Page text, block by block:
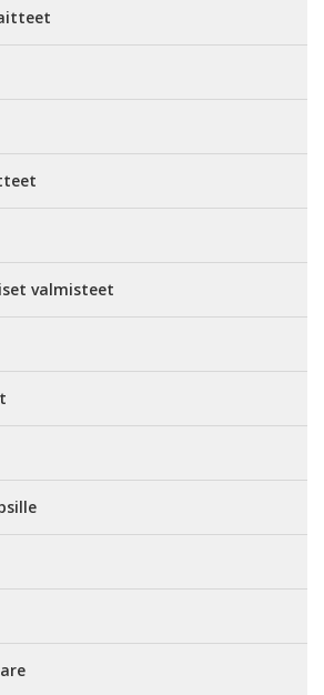
valmisteet